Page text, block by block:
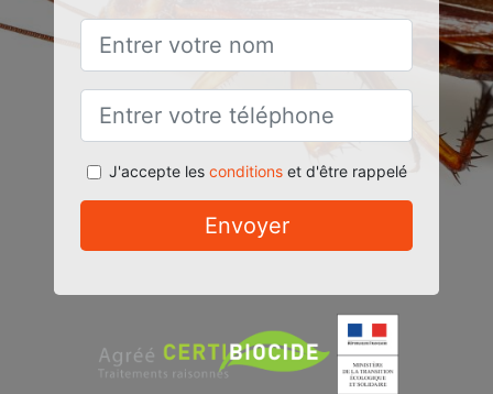
J'accepte les conditionset d'être rappelé
Envoyer